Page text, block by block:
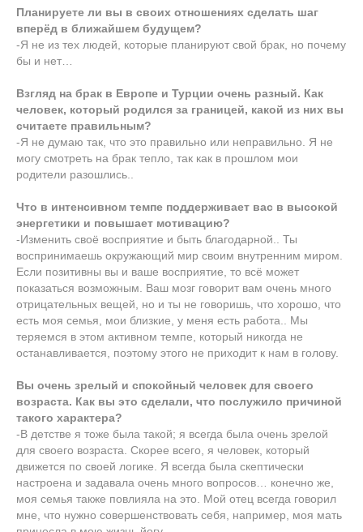
Планируете ли вы в своих отношениях сделать шаг
вперёд в ближайшем будущем?
-Я не из тех людей, которые планируют свой брак, но почему
бы и нет…
Взгляд на брак в Европе и Турции очень разный. Как
человек, который родился за границей, какой из них вы
считаете правильным?
-Я не думаю так, что это правильно или неправильно. Я не
могу смотреть на брак тепло, так как в прошлом мои
родители разошлись..
Что в интенсивном темпе поддерживает вас в высокой
энергетики и повышает мотивацию?
-Изменить своё восприятие и быть благодарной.. Ты
воспринимаешь окружающий мир своим внутренним миром.
Если позитивны вы и ваше восприятие, то всё может
показаться возможным. Ваш мозг говорит вам очень много
отрицательных вещей, но и ты не говоришь, что хорошо, что
есть моя семья, мои близкие, у меня есть работа.. Мы
теряемся в этом активном темпе, который никогда не
останавливается, поэтому этого не приходит к нам в голову.
Вы очень зрелый и спокойный человек для своего
возраста. Как вы это сделали, что послужило причиной
такого характера?
-В детстве я тоже была такой; я всегда была очень зрелой
для своего возраста. Скорее всего, я человек, который
движется по своей логике. Я всегда была скептически
настроена и задавала очень много вопросов… конечно же,
моя семья также повлияла на это. Мой отец всегда говорил
мне, что нужно совершенствовать себя, например, моя мать